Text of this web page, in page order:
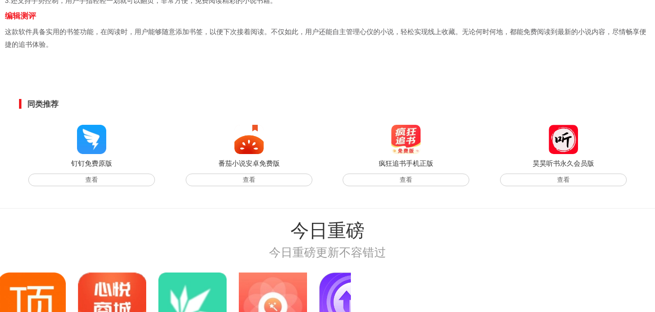
编辑测评
这款软件具备实用的书签功能，在阅读时，用户能够随意添加书签，以便下次接着阅读。不仅如此，用户还能自主管理心仪的小说，轻松实现线上收藏。无论何时何地，都能免费阅读到最新的小说内容，尽情畅享便
捷的追书体验。
同类推荐
钉钉免费原版
查看
番茄小说安卓免费版
查看
疯狂追书手机正版
查看
昊昊听书永久会员版
查看
今日重磅
今日重磅更新不容错过